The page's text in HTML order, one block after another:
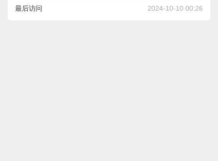
最后访问 2024-10-10 00:26